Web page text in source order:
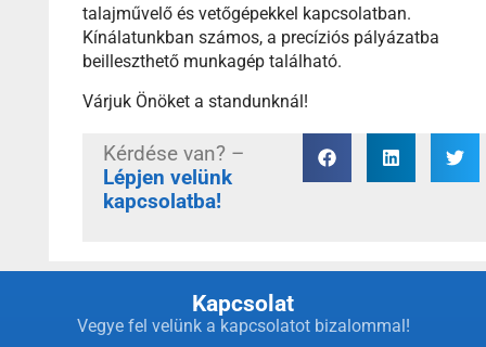
talajművelő és vetőgépekkel kapcsolatban.
Kínálatunkban számos, a precíziós pályázatba
beilleszthető munkagép található.
Várjuk Önöket a standunknál!
Kérdése van? –
Lépjen velünk
kapcsolatba!
Kapcsolat
Vegye fel velünk a kapcsolatot bizalommal!